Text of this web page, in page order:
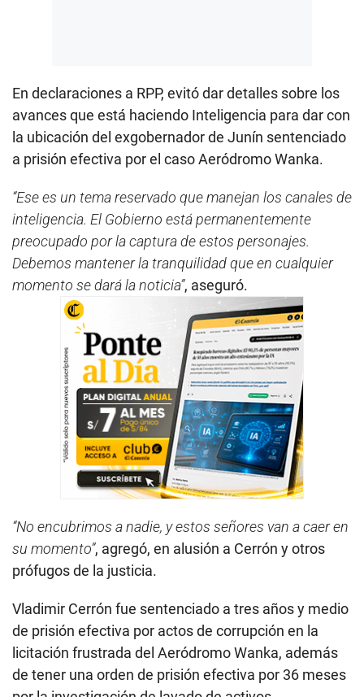
En declaraciones a RPP, evitó dar detalles sobre los
avances que está haciendo Inteligencia para dar con
la ubicación del exgobernador de Junín sentenciado
a prisión efectiva por el caso Aeródromo Wanka.
“Ese es un tema reservado que manejan los canales de
inteligencia. El Gobierno está permanentemente
preocupado por la captura de estos personajes.
Debemos mantener la tranquilidad que en cualquier
momento se dará la noticia”, aseguró.
“No encubrimos a nadie, y estos señores van a caer en
su momento”, agregó, en alusión a Cerrón y otros
prófugos de la justicia.
Vladimir Cerrón fue sentenciado a tres años y medio
de prisión efectiva por actos de corrupción en la
licitación frustrada del Aeródromo Wanka, además
de tener una orden de prisión efectiva por 36 meses